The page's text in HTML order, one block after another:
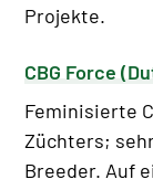
Projekte.
CBG Force
Feminisierte
Züchters;
Breeder. Auf